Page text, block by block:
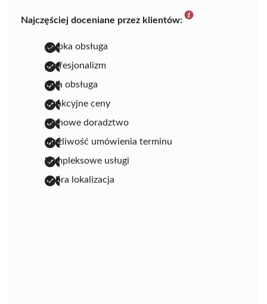
Najczęściej doceniane przez klientów:
szybka obsługa
profesjonalizm
miła obsługa
atrakcyjne ceny
fachowe doradztwo
możliwość umówienia terminu
kompleksowe usługi
dobra lokalizacja